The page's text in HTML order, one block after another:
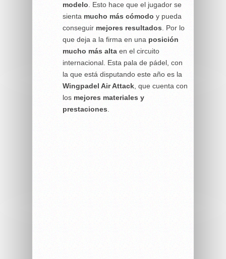
modelo . Esto hace que el jugador se
sienta mucho más cómodo y pueda
conseguir mejores resultados . Por lo
que deja a la firma en una posición
mucho más alta en el circuito
internacional. Esta pala de pádel, con
la que está disputando este año es la
Wingpadel Air Attack , que cuenta con
los mejores materiales y
prestaciones